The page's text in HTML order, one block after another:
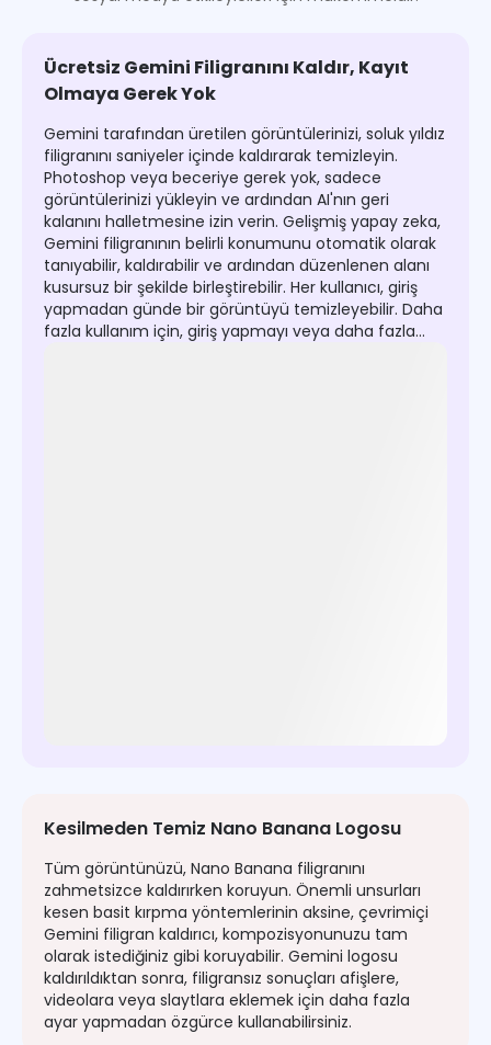
Ücretsiz Gemini Filigranını Kaldır, Kayıt
Olmaya Gerek Yok
Gemini tarafından üretilen görüntülerinizi, soluk yıldız
filigranını saniyeler içinde kaldırarak temizleyin.
Photoshop veya beceriye gerek yok, sadece
görüntülerinizi yükleyin ve ardından AI'nın geri
kalanını halletmesine izin verin. Gelişmiş yapay zeka,
Gemini filigranının belirli konumunu otomatik olarak
tanıyabilir, kaldırabilir ve ardından düzenlenen alanı
kusursuz bir şekilde birleştirebilir. Her kullanıcı, giriş
yapmadan günde bir görüntüyü temizleyebilir. Daha
fazla kullanım için, giriş yapmayı veya daha fazla
Kesilmeden Temiz Nano Banana Logosu
Tüm görüntünüzü, Nano Banana filigranını
zahmetsizce kaldırırken koruyun. Önemli unsurları
kesen basit kırpma yöntemlerinin aksine, çevrimiçi
Gemini filigran kaldırıcı, kompozisyonunuzu tam
olarak istediğiniz gibi koruyabilir. Gemini logosu
kaldırıldıktan sonra, filigransız sonuçları afişlere,
videolara veya slaytlara eklemek için daha fazla
ayar yapmadan özgürce kullanabilirsiniz.